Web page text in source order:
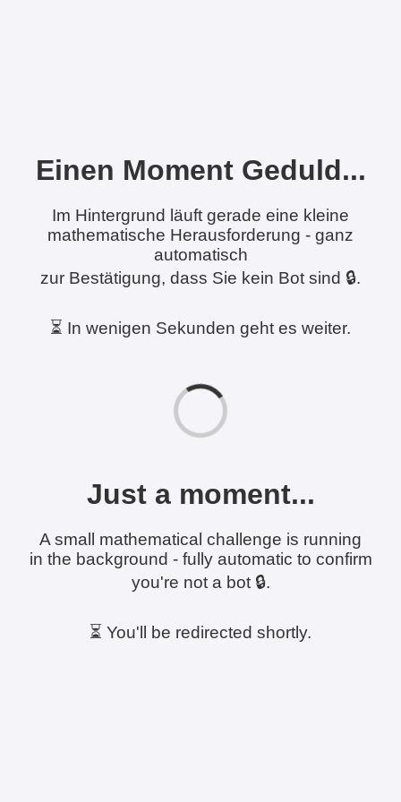
Einen Moment Geduld...
Im Hintergrund läuft gerade eine kleine
mathematische Herausforderung - ganz
automatisch
zur Bestätigung, dass Sie kein Bot sind 🔒.
⏳ In wenigen Sekunden geht es weiter.
Just a moment...
A small mathematical challenge is running
in the background - fully automatic to confirm
you're not a bot 🔒.
⏳ You'll be redirected shortly.